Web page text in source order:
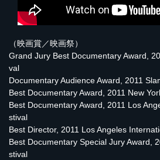
（映画賞／映画祭）
Grand Jury Best Documentary Award,
val
Documentary Audience Award, 2011
Best Documentary Award, 2011 New
Best Documentary Award, 2011 Los
stival
Best Director, 2011 Los Angeles
Best Documentary Special Jury Award,
stival